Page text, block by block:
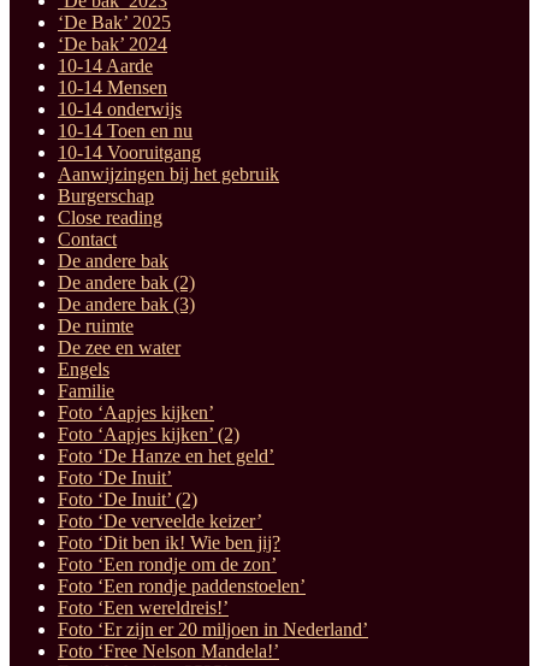
‘De Bak’ 2025
‘De bak’ 2024
10-14 Aarde
10-14 Mensen
10-14 onderwijs
10-14 Toen en nu
10-14 Vooruitgang
Aanwijzingen bij het gebruik
Burgerschap
Close reading
Contact
De andere bak
De andere bak (2)
De andere bak (3)
De ruimte
De zee en water
Engels
Familie
Foto ‘Aapjes kijken’
Foto ‘Aapjes kijken’ (2)
Foto ‘De Hanze en het geld’
Foto ‘De Inuit’
Foto ‘De Inuit’ (2)
Foto ‘De verveelde keizer’
Foto ‘Dit ben ik! Wie ben jij?
Foto ‘Een rondje om de zon’
Foto ‘Een rondje paddenstoelen’
Foto ‘Een wereldreis!’
Foto ‘Er zijn er 20 miljoen in Nederland’
Foto ‘Free Nelson Mandela!’